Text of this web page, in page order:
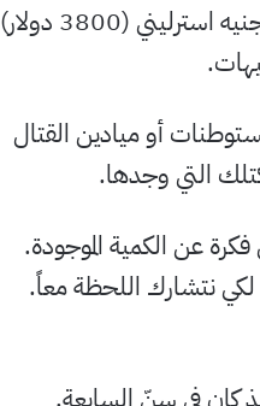
وتُقدّر قيمة قطعة نقدية أخرى، ترقى إلى عام 1546، بحوالي 3000 جنيه استرليني (3800 دولار)
أو ميادين القتال
التي وجدها.
عن الكمية الموجودة.
نتشارك اللحظة معاً.